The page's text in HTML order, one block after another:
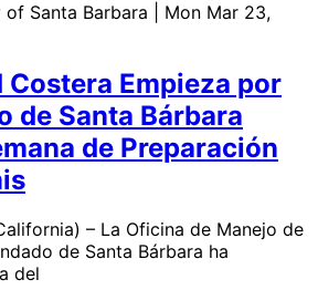
of Santa Barbara
| Mon Mar 23,
Costera Empieza por
de Santa Bárbara
de Preparación
– La Oficina de Manejo de
de Santa Bárbara ha
del